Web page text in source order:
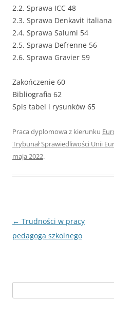
2.2. Sprawa ICC 48
2.3. Sprawa Denkavit italiana
2.4. Sprawa Salumi 54
2.5. Sprawa Defrenne 56
2.6. Sprawa Gravier 59
Zakończenie 60
Bibliografia 62
Spis tabel i rysunków 65
Praca dyplomowa z kierunku
Trybunał Sprawiedliwości Unii
maja 2022.
Nawigacja
wpisu
← Trudności w pracy
pedagoga szkolnego
z